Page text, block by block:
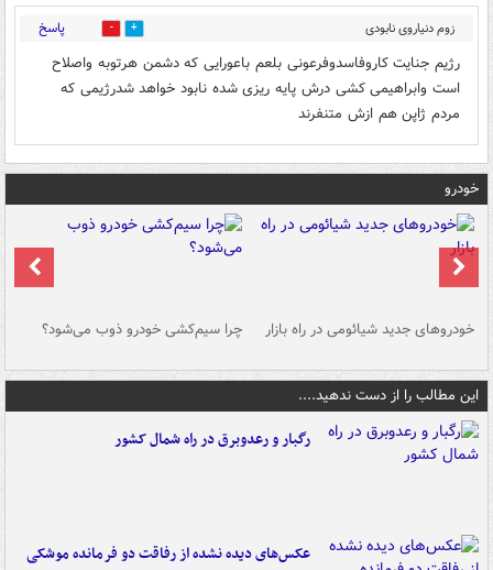
زوم دنیاروی نابودی
صهیونیسته
۱۹:۲۶ - ۱۴۰۱/۱۱/۱۰
0 پاسخ
رژیم جنایت کاروفاسدوفرعونی بلعم باعورایی که دشمن هرتوبه واصلاح
است وابراهیمی کشی درش پایه ریزی شده نابود خواهد شدرژیمی که
مردم ژاپن هم ازش متنفرند
خودرو
خودروهای جدید شیائومی در راه بازار چرا سیم‌کشی خودرو ذوب می‌شود؟
این مطالب را از دست ندهید....
رگبار و رعدوبرق در راه شمال کشور
عکس‌های دیده نشده از رفاقت دو فرمانده‌ موشکی